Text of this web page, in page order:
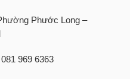
Phước Long –
969 6363